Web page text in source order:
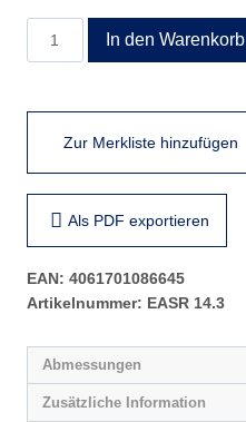
In den Warenkorb
Zur Merkliste hinzufügen
Als PDF exportieren
EAN: 4061701086645
Artikelnummer: EASR 14.3
Abmessungen
Zusätzliche Information